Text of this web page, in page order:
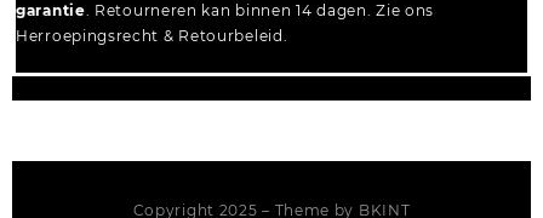
garantie. Retourneren kan binnen 14 dagen. Zie ons
Herroepingsrecht & Retourbeleid.
Copyright 2025 – Theme by BKINT